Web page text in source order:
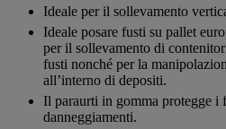
Ideale per il sollevamento
Ideale posare fusti su pallet
per il sollevamento di
fusti nonché per la
all’interno di depositi.
Il paraurti in gomma protegge i
danneggiamenti.